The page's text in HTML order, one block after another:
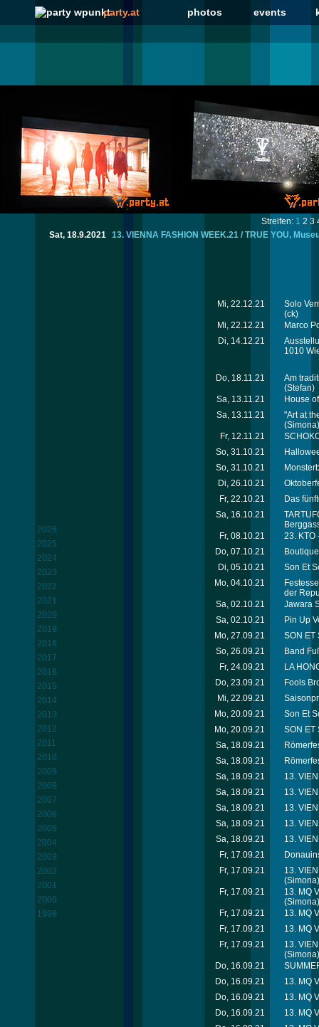
party.at photos events
Streifen: 1 2 3
Sat, 18.9.2021
13. VIENNA FASHION WEEK.21 / TRUE YOU,
2026
2025
2024
2023
2022
2021
2020
2019
2018
2017
2016
2015
2014
2013
2012
2011
2010
2009
2008
2007
2006
2005
2004
2003
2002
2001
2000
1998
Mi, 22.12.21
Solo
(ck)
Mi, 22.12.21
Marco
Di, 14.12.21
1010
Do, 18.11.21
Am
(Stefan)
Sa, 13.11.21
House
Sa, 13.11.21
"Art at
(Simona)
Fr, 12.11.21
So, 31.10.21
So, 31.10.21
Di, 26.10.21
Fr, 22.10.21
Das
Sa, 16.10.21
Fr, 08.10.21
23. KTO
Do, 07.10.21
Di, 05.10.21
Son Et
Mo, 04.10.21
der
Sa, 02.10.21
Jawara
Sa, 02.10.21
Pin Up
Mo, 27.09.21
SON ET
So, 26.09.21
Band
Fr, 24.09.21
LA
Do, 23.09.21
Fools
Mi, 22.09.21
Mo, 20.09.21
Son Et
Mo, 20.09.21
SON ET
Sa, 18.09.21
Sa, 18.09.21
Sa, 18.09.21
13.
Sa, 18.09.21
13.
Sa, 18.09.21
13.
Sa, 18.09.21
13.
Sa, 18.09.21
13.
Fr, 17.09.21
Fr, 17.09.21
13.
(Simona)
Fr, 17.09.21
13. MQ
(Simona)
Fr, 17.09.21
13. MQ
Fr, 17.09.21
13. MQ
Fr, 17.09.21
13.
(Simona)
Do, 16.09.21
Do, 16.09.21
13. MQ
Do, 16.09.21
13. MQ
Do, 16.09.21
13. MQ